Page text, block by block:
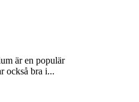
är en populär
också bra i...